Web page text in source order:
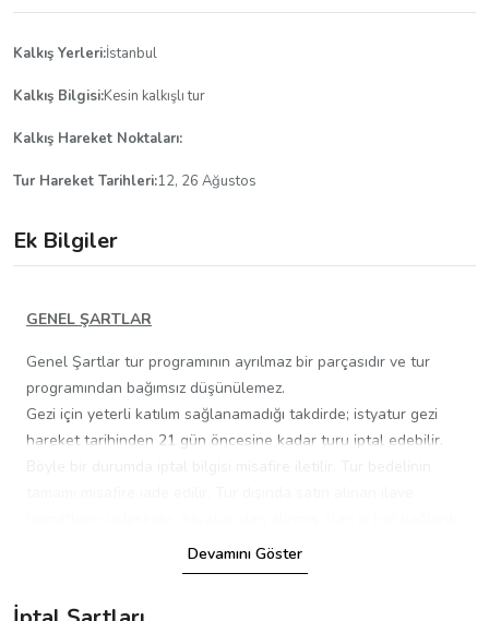
Kalkış Yerleri:İstanbul
Kalkış Bilgisi:Kesin kalkışlı tur
Kalkış Hareket Noktaları:
Tur Hareket Tarihleri:12, 26 Ağustos
Ek Bilgiler
GENEL ŞARTLAR
Genel Şartlar tur programının ayrılmaz bir parçasıdır ve tur
programından bağımsız düşünülemez.
Gezi için yeterli katılım sağlanamadığı takdirde; istyatur gezi
hareket tarihinden 21 gün öncesine kadar turu iptal edebilir.
uçuşu da misafire iade edilir, vize hizmeti, seyahat sağlık
sigortası kullanılarak misafir adına vize başvurusu yapılmış ise
Devamını Göster